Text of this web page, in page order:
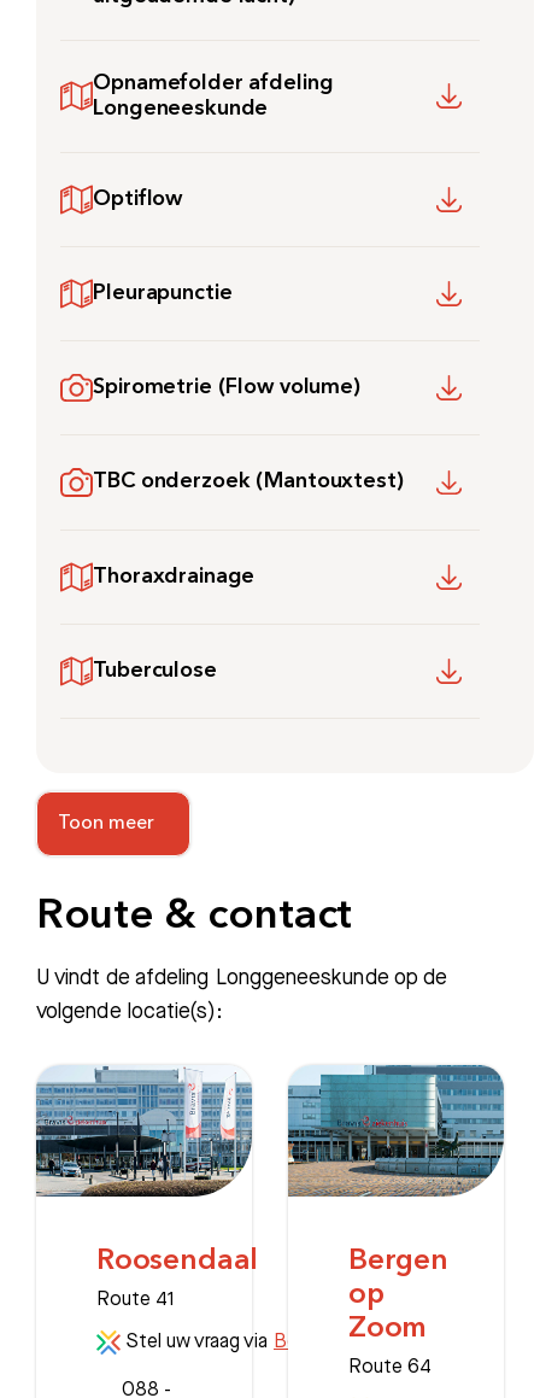
Opnamefolder afdeling
Longeneeskunde
Optiflow
Pleurapunctie
Spirometrie (Flow volume)
TBC onderzoek (Mantouxtest)
Thoraxdrainage
Tuberculose
Toon meer
Route & contact
U vindt de afdeling Longgeneeskunde op de
volgende locatie(s):
Roosendaal
Route 41
Stel uw vraag via Beterdichtbij
088 -
Bergen
op
Zoom
Route 64